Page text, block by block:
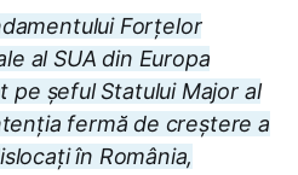
Forțelor
al SUA din Europa
pe șeful Statului Major al
fermă de creștere a
în România,